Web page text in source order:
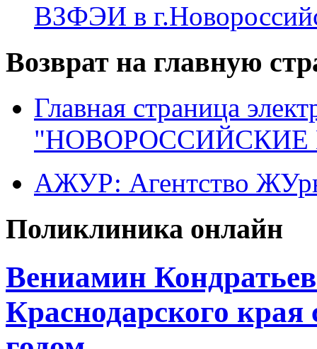
ВЗФЭИ в
Возврат на главную
Главная страница
"НОВОРОССИЙСКИЕ
АЖУР: Агентство
Поликлиника онлайн
Вениамин
Краснодарского